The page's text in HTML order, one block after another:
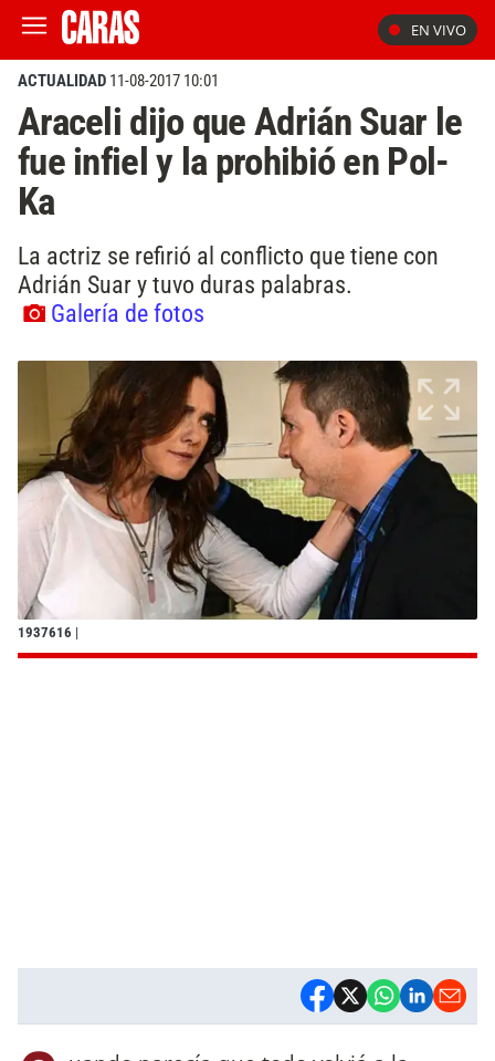
EN VIVO
ACTUALIDAD 11-08-2017 10:01
Araceli dijo que Adrián Suar le
fue infiel y la prohibió en Pol-
Ka
La actriz se refirió al conflicto que tiene con
Adrián Suar y tuvo duras palabras.
Galería de fotos
1937616 |